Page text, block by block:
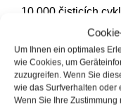
Um Ihnen ein optimales
wie Cookies, um
zuzugreifen. Wenn Sie
wie das Surfverhalten oder
Wenn Sie Ihre
10 000 čisticích
Tloušťka vrstvy
Drsnost: 6 nm na